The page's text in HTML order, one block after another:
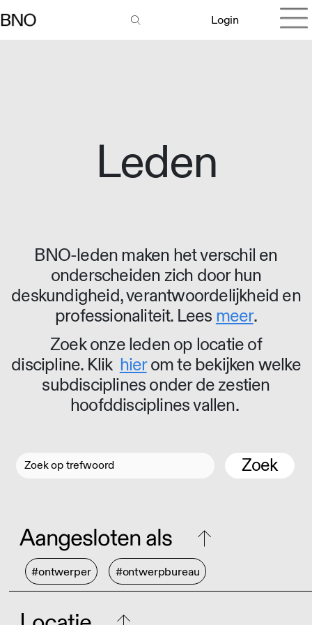
Login
Leden
BNO-leden maken het verschil en
onderscheiden zich door hun
deskundigheid, verantwoordelijkheid en
professionaliteit. Lees meer.
Zoek onze leden op locatie of
discipline. Klik hierom te bekijken welke
subdisciplines onder de zestien
hoofddisciplines vallen.
Zoek
Aangesloten als
#ontwerper #ontwerpbureau